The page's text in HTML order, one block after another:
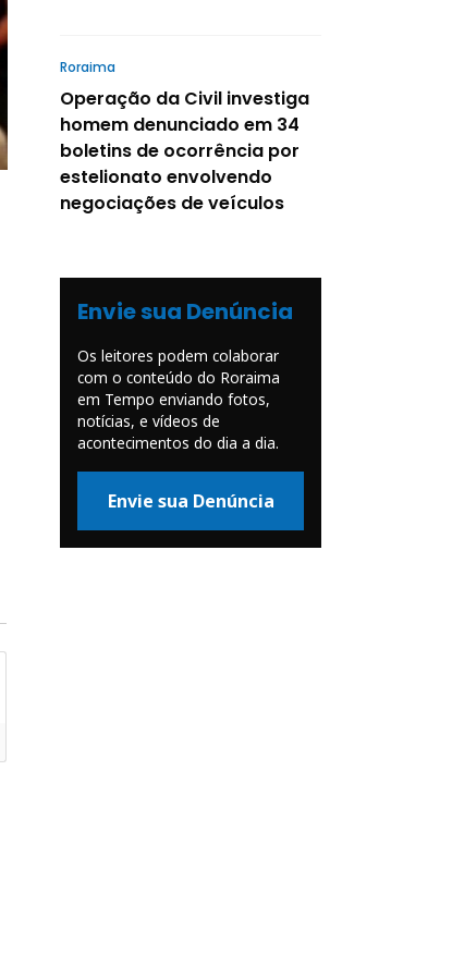
Roraima
Operação da Civil investiga
homem denunciado em 34
boletins de ocorrência por
estelionato envolvendo
negociações de veículos
Envie sua Denúncia
Os leitores podem colaborar
com o conteúdo do Roraima
em Tempo enviando fotos,
notícias, e vídeos de
acontecimentos do dia a dia.
Envie sua Denúncia